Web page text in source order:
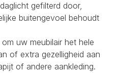
gefilterd door,
buitengevoel behoudt
uw meubilair het hele
of extra gezelligheid aan
of andere aankleding.